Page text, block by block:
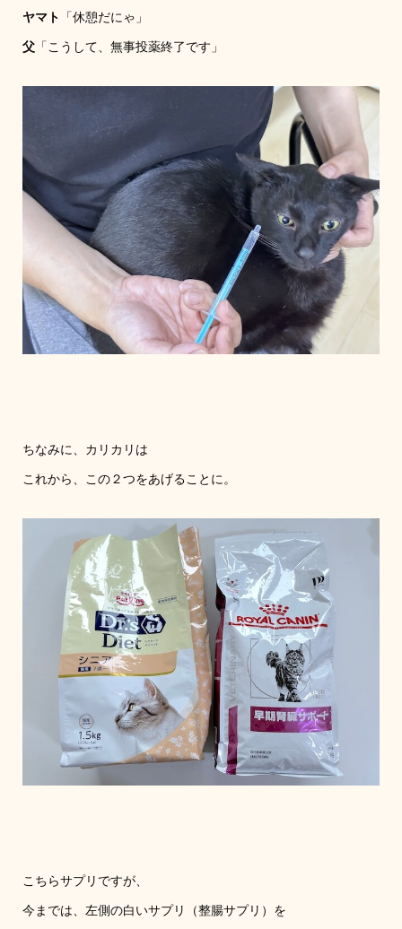
ヤマト 「休憩だにゃ」
父「こうして、無事投薬終了です」
ちなみに、カリカリは
これから、この２つをあげることに。
こちらサプリですが、
今までは、左側の白いサプリ（整腸サプリ）を